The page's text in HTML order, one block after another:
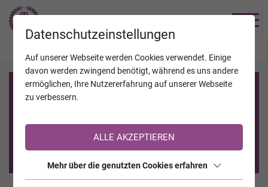
Registrierung auf TrauerHilfe.it
Sie sind noch nicht auf TrauerHilfe.it registriert?
>> zur kostenlosen Registrierung <<
Datenschutzeinstellungen
Auf unserer Webseite werden Cookies verwendet. Einige
davon werden zwingend benötigt, während es uns andere
ermöglichen, Ihre Nutzererfahrung auf unserer Webseite
zu verbessern.
ALLE AKZEPTIEREN
Mehr über die genutzten Cookies erfahren
JAHRESTAGE KALENDER VERSTORBENE